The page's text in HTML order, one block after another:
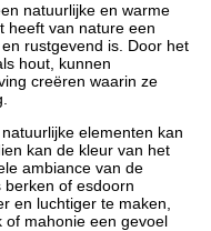
natuurlijke en warme
heeft van nature een
rustgevend is. Door het
hout, kunnen
creëren waarin ze
elementen kan
kan de kleur van het
ambiance van de
berken of esdoorn
en luchtiger te maken,
of mahonie een gevoel